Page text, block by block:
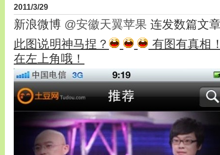
2011/3/29
新浪微博 @安徽天翼苹果 连发数篇文
此图说明神马捏？
有图有真相
在左上角哦！